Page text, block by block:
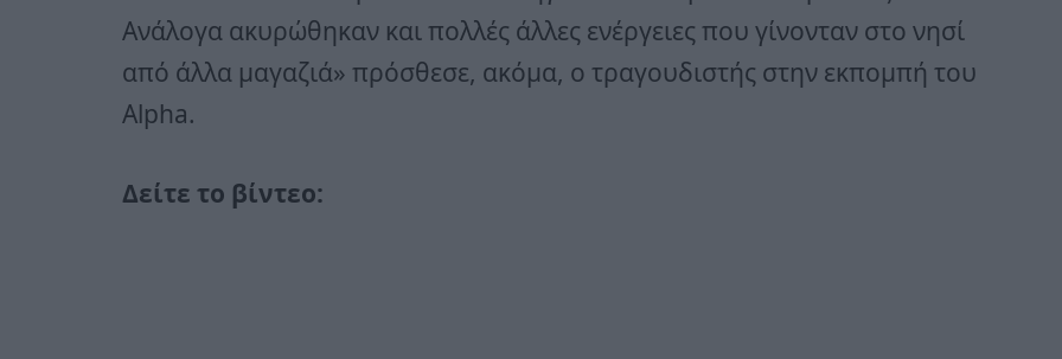
Ανάλογα ακυρώθηκαν και πολλές άλλες ενέργειες που γίνονταν στο νησί
από άλλα μαγαζιά» πρόσθεσε, ακόμα, ο τραγουδιστής στην εκπομπή του
Alpha.
Δείτε το βίντεο: